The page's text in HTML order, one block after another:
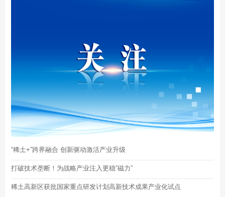
“稀土+”跨界融合 创新驱动激活产业升级
打破技术垄断！为战略产业注入更稳“磁力”
稀土高新区获批国家重点研发计划高新技术成果产业化试点